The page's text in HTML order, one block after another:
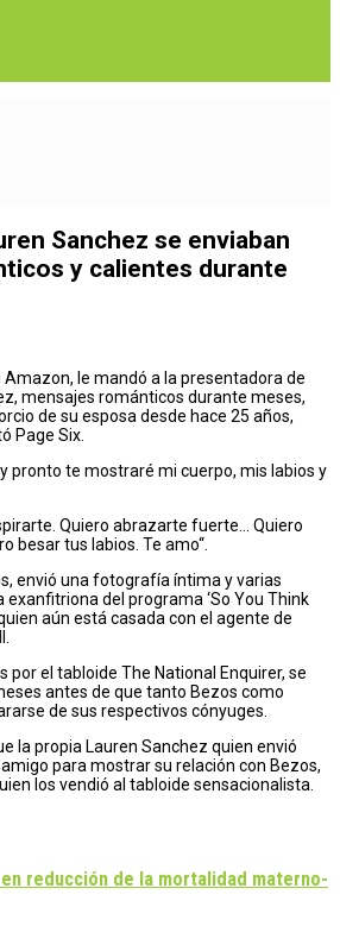
Sanchez se enviaban
y calientes durante
le mandó a la presentadora de
mensajes románticos durante meses,
de su esposa desde hace 25 años,
Page Six.
pronto te mostraré mi cuerpo, mis labios y
Quiero abrazarte fuerte… Quiero
besar tus labios. Te amo“.
envió una fotografía íntima y varias
exanfitriona del programa ‘So You Think
aún está casada con el agente de
por el tabloide The National Enquirer, se
antes de que tanto Bezos como
de sus respectivos cónyuges.
la propia Lauren Sanchez quien envió
para mostrar su relación con Bezos,
los vendió al tabloide sensacionalista.
reducción de la mortalidad materno-